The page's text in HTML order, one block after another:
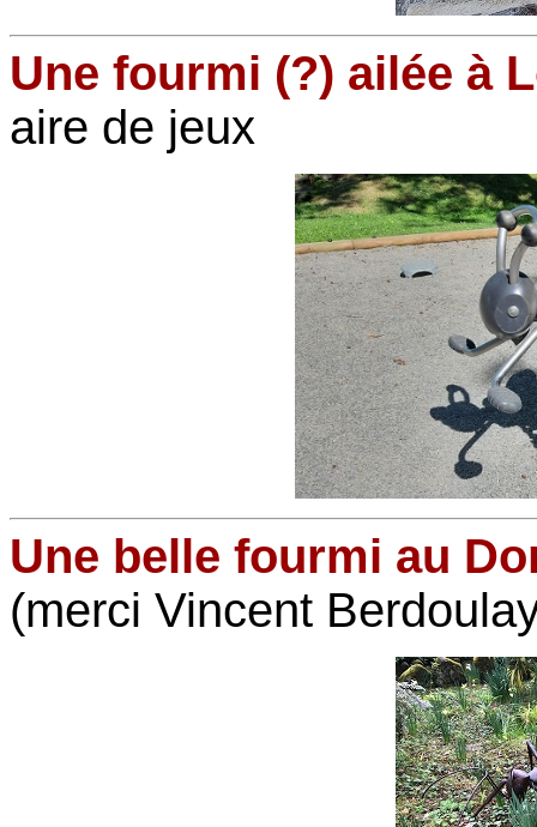
Une fourmi (?) ailée à
aire de jeux
Une belle fourmi au
(merci Vincent